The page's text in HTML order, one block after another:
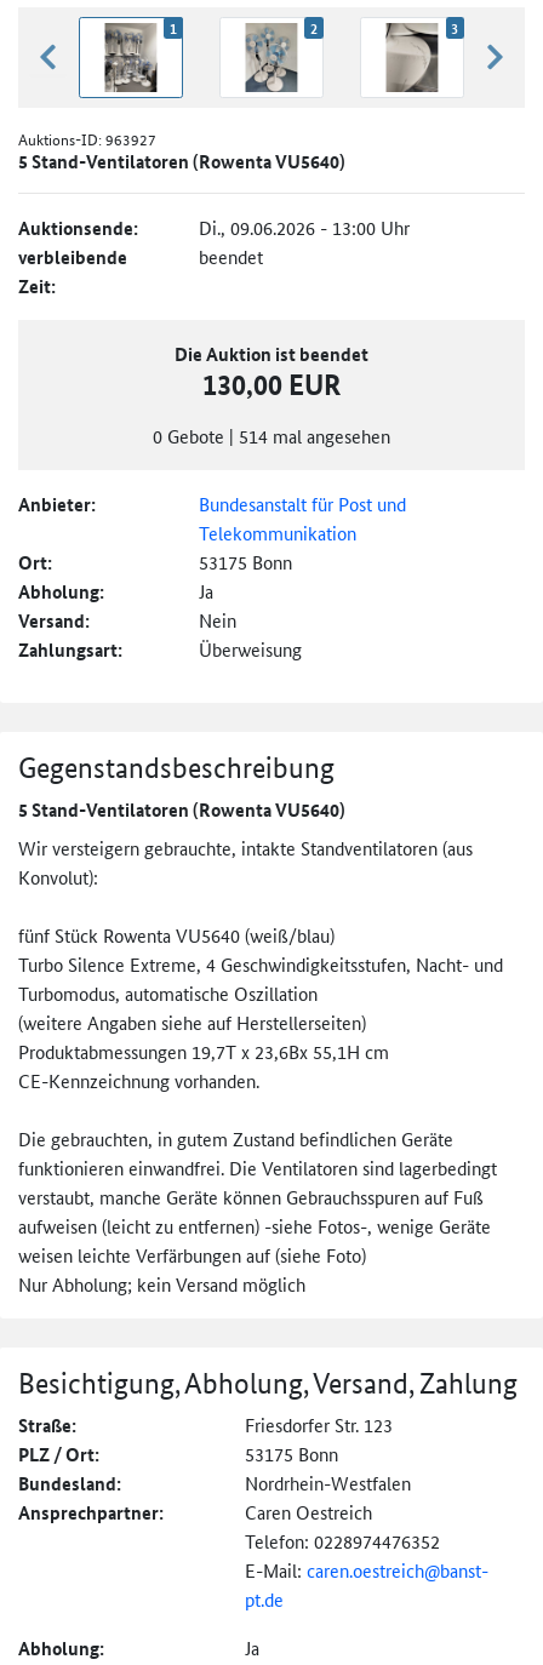
zurück blättern
1 2 3
Auktions-ID:963927
5 Stand-Ventilatoren (Rowenta VU5640)
Auktionsende: Di., 09.06.2026 - 13:00 Uhr
verbleibende
Zeit:
beendet
Die Auktion ist beendet
130,00 EUR
0 Gebote | 514 mal angesehen
Anbieter:
Bundesanstalt für Post und
Telekommunikation
Ort: 53175 Bonn
Abholung: Ja
Versand: Nein
Zahlungsart: Überweisung
Gegenstandsbeschreibung
5 Stand-Ventilatoren (Rowenta VU5640)
Wir versteigern gebrauchte, intakte Standventilatoren (aus
Konvolut):
fünf Stück Rowenta VU5640 (weiß/blau)
Turbo Silence Extreme, 4 Geschwindigkeitsstufen, Nacht- und
Turbomodus, automatische Oszillation
(weitere Angaben siehe auf Herstellerseiten)
Produktabmessungen 19,7T x 23,6Bx 55,1H cm
CE-Kennzeichnung vorhanden.
Die gebrauchten, in gutem Zustand befindlichen Geräte
funktionieren einwandfrei. Die Ventilatoren sind lagerbedingt
verstaubt, manche Geräte können Gebrauchsspuren auf Fuß
aufweisen (leicht zu entfernen) -siehe Fotos-, wenige Geräte
weisen leichte Verfärbungen auf (siehe Foto)
Nur Abholung; kein Versand möglich
Besichtigung, Abholung, Versand, Zahlung
Straße: Friesdorfer Str. 123
PLZ / Ort: 53175 Bonn
Bundesland: Nordrhein-Westfalen
Ansprechpartner:
Caren Oestreich
Telefon: 0228974476352
E-Mail: caren.oestreich@banst-
pt.de
Abholung: Ja